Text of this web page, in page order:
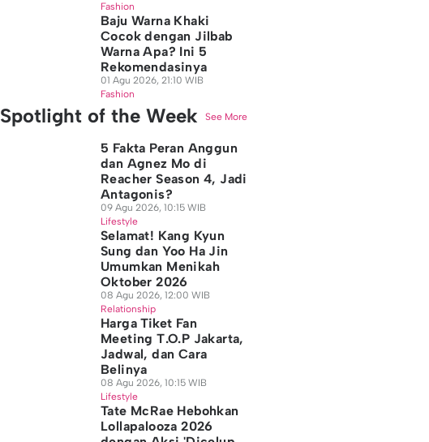
Fashion
Baju Warna Khaki
Cocok dengan Jilbab
Warna Apa? Ini 5
Rekomendasinya
01 Agu 2026, 21:10 WIB
Fashion
Spotlight of the Week See More
5 Fakta Peran Anggun
dan Agnez Mo di
Reacher Season 4, Jadi
Antagonis?
09 Agu 2026, 10:15 WIB
Lifestyle
Selamat! Kang Kyun
Sung dan Yoo Ha Jin
Umumkan Menikah
Oktober 2026
08 Agu 2026, 12:00 WIB
Relationship
Harga Tiket Fan
Meeting T.O.P Jakarta,
Jadwal, dan Cara
Belinya
08 Agu 2026, 10:15 WIB
Lifestyle
Tate McRae Hebohkan
Lollapalooza 2026